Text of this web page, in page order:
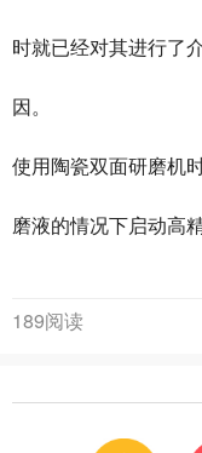
时就已经对其进行了
因。
使用陶瓷双面研磨机
磨液的情况下启动高
189阅读